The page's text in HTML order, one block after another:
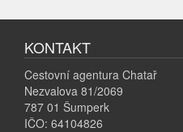
KONTAKT
Cestovní agentura Chatař
Nezvalova 81/2069
787 01 Šumperk
IČO: 64104826